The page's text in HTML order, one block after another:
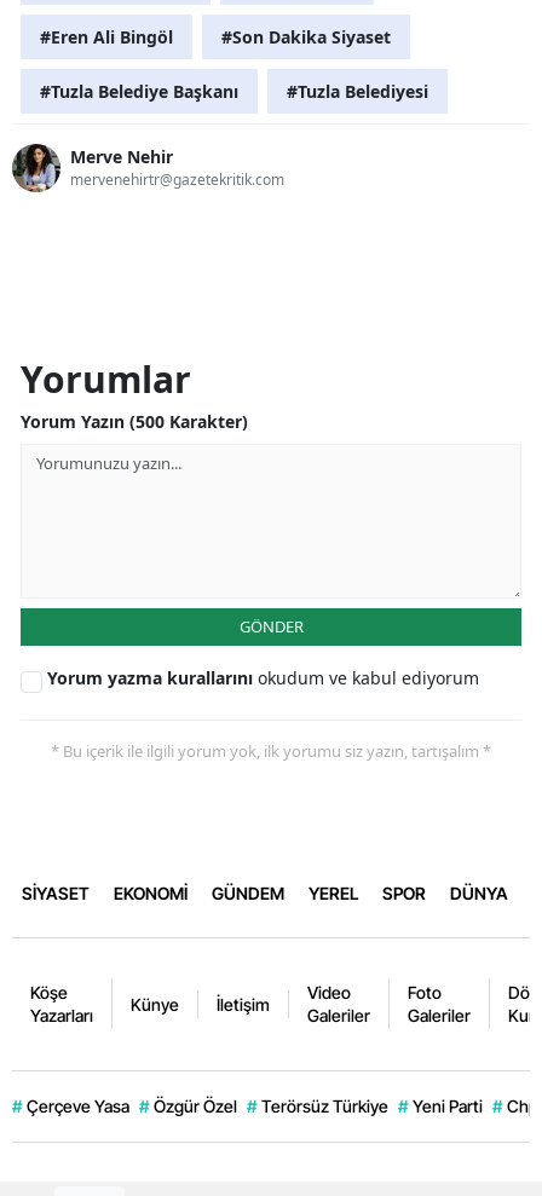
#Eren Ali Bingöl #Son Dakika Siyaset
#Tuzla Belediye Başkanı #Tuzla Belediyesi
Merve Nehir
mervenehirtr@gazetekritik.com
Yorumlar
Yorum Yazın (500 Karakter)
GÖNDER
Yorum yazma kurallarını okudum ve kabul ediyorum
* Bu içerik ile ilgili yorum yok, ilk yorumu siz yazın, tartışalım *
SİYASET EKONOMİ GÜNDEM YEREL SPOR DÜNYA
Köşe
Yazarları
Künye İletişim
Video
Galeriler
Foto
Galeriler
# Çerçeve Yasa # Özgür Özel # Terörsüz Türkiye # Yeni Parti # Chp